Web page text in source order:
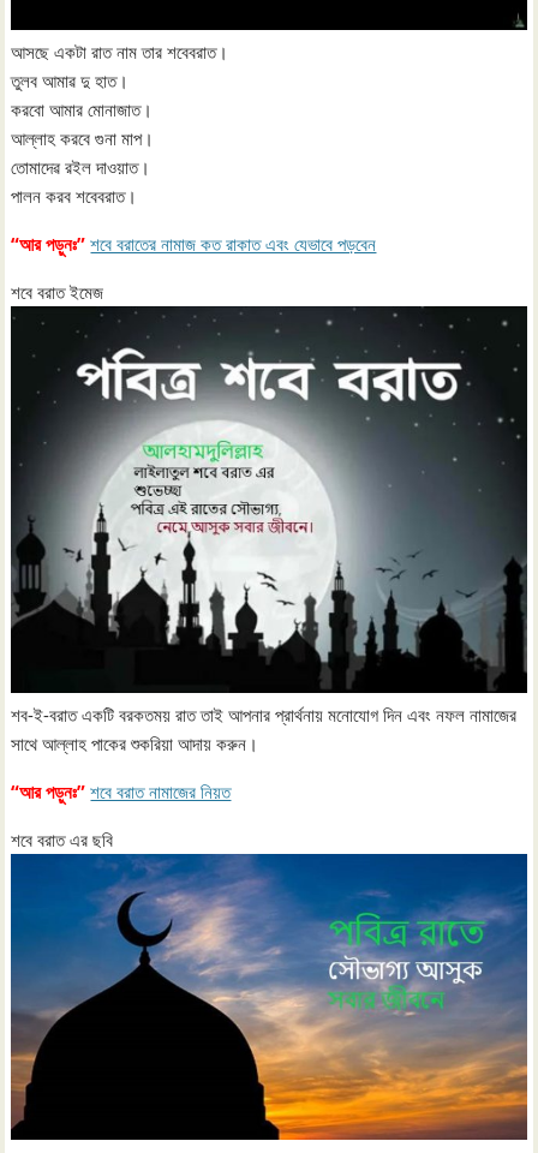
আসছে একটা রাত নাম তার শবেবরাত।
তুলব আমাৱ দু হাত।
করবো আমার মোনাজাত।
আল্লাহ করবে গুনা মাপ।
তোমাদেৱ রইল দাওয়াত।
পালন করব শবেবরাত।
“আর পড়ুনঃ” শবে বরাতের নামাজ কত রাকাত এবং যেভাবে পড়বেন
শবে বরাত ইমেজ
শব-ই-বরাত একটি বরকতময় রাত তাই আপনার প্রার্থনায় মনোযোগ দিন এবং নফল নামাজের
সাথে আল্লাহ পাকের শুকরিয়া আদায় করুন।
“আর পড়ুনঃ” শবে বরাত নামাজের নিয়ত
শবে বরাত এর ছবি